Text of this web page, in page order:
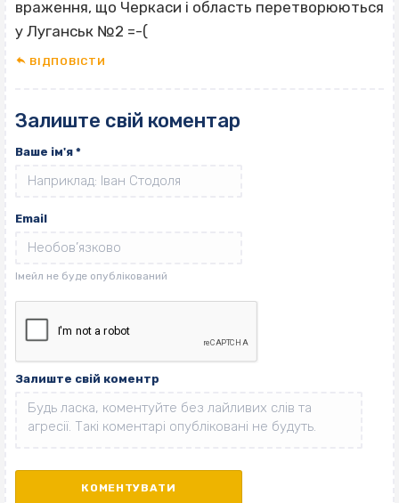
враження, що Черкаси і область перетворюються
у Луганськ №2 =-(
ВІДПОВІCТИ
Залиште свій коментар
Ваше ім'я *
Email
Залиште свій коментр